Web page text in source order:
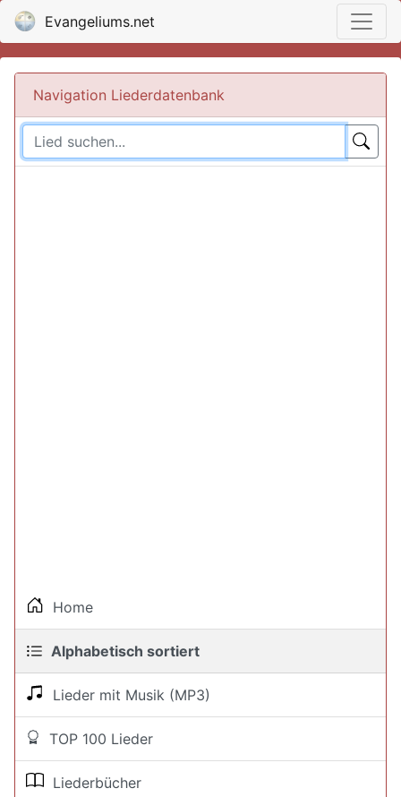
Evangeliums.net
Navigation Liederdatenbank
Home
Alphabetisch sortiert
Lieder mit Musik (MP3)
TOP 100 Lieder
Liederbücher